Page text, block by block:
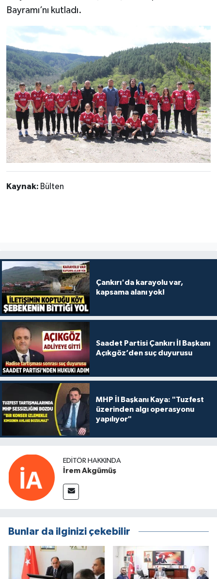
Bayramı’nı kutladı.
Kaynak: Bülten
Çankırı'da karayolu var,
kapsama alanı yok!
Saadet Partisi Çankırı İl Başkanı
Açıkgöz’den suç duyurusu
MHP İl Başkanı Kaya: "Tuzfest
üzerinden algı operasyonu
yapılıyor"
EDITÖR HAKKINDA
İrem Akgümüş
Bunlar da ilginizi çekebilir